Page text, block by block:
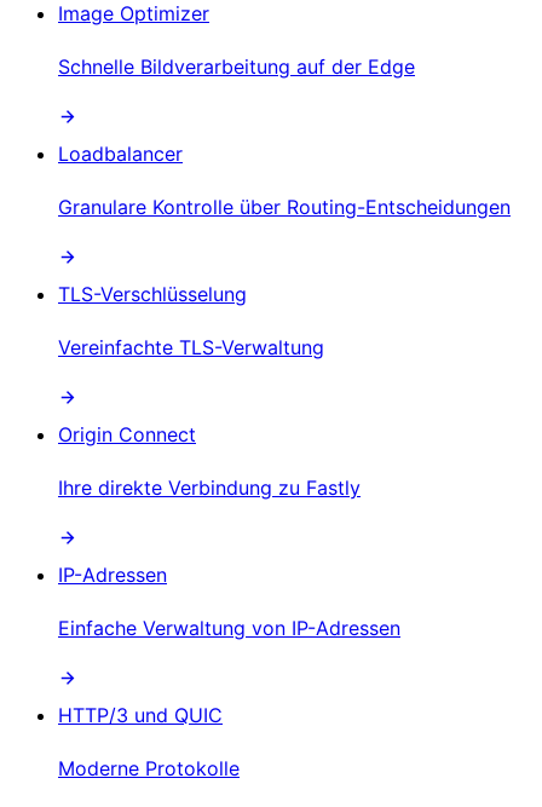
Image Optimizer
Schnelle Bildverarbeitung auf der Edge
Loadbalancer
Granulare Kontrolle über Routing-Entscheidungen
TLS-Verschlüsselung
Vereinfachte TLS-Verwaltung
Origin Connect
Ihre direkte Verbindung zu Fastly
IP-Adressen
Einfache Verwaltung von IP-Adressen
HTTP/3 und QUIC
Moderne Protokolle